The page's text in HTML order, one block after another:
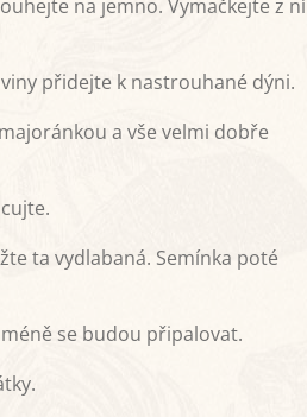
na jemno. Vymačkejte z ní
přidejte k nastrouhané dýni.
a vše velmi dobře
ta vydlabaná. Semínka poté
se budou připalovat.